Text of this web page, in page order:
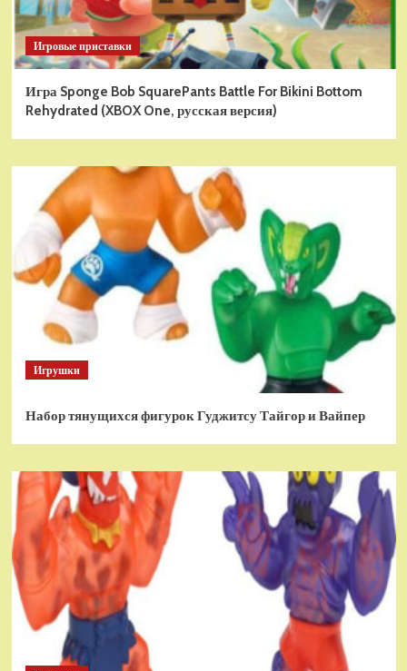
Игровые приставки
Игра Sponge Bob SquarePants Battle For Bikini Bottom
Rehydrated (XBOX One, русская версия)
Игрушки
Набор тянущихся фигурок Гуджитсу Тайгор и Вайпер